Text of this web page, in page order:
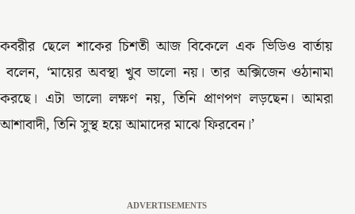
কবরীর ছেলে শাকের চিশতী আজ বিকেলে এক ভিডিও বার্তায়
বলেন, ‘মায়ের অবস্থা খুব ভালো নয়। তার অক্সিজেন ওঠানামা
করছে। এটা ভালো লক্ষণ নয়, তিনি প্রাণপণ লড়ছেন। আমরা
আশাবাদী, তিনি সুস্থ হয়ে আমাদের মাঝে ফিরবেন।’
ADVERTISEMENTS